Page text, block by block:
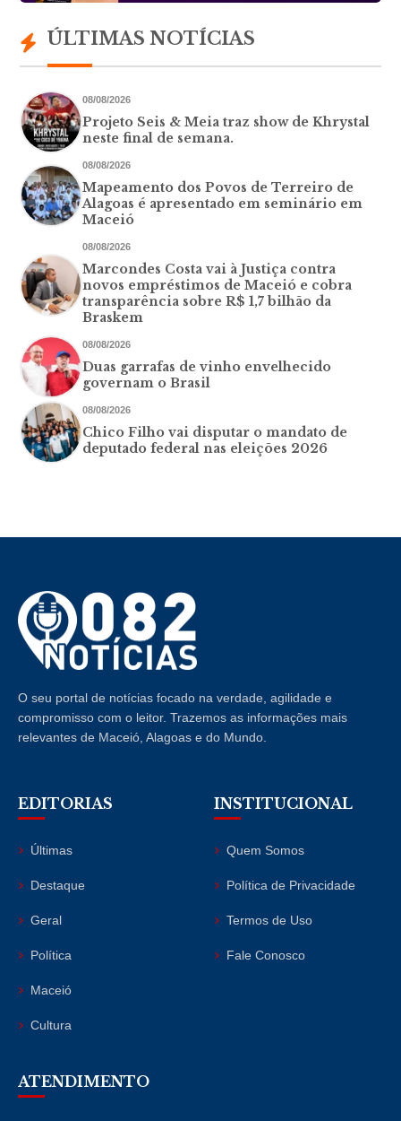
ÚLTIMAS NOTÍCIAS
08/08/2026
Projeto Seis & Meia traz show de Khrystal
neste final de semana.
08/08/2026
Mapeamento dos Povos de Terreiro de
Alagoas é apresentado em seminário em
Maceió
08/08/2026
Marcondes Costa vai à Justiça contra
novos empréstimos de Maceió e cobra
transparência sobre R$ 1,7 bilhão da
Braskem
08/08/2026
Duas garrafas de vinho envelhecido
governam o Brasil
08/08/2026
Chico Filho vai disputar o mandato de
deputado federal nas eleições 2026
O seu portal de notícias focado na verdade, agilidade e
compromisso com o leitor. Trazemos as informações mais
relevantes de Maceió, Alagoas e do Mundo.
EDITORIAS
Últimas
Destaque
Geral
Política
Maceió
Cultura
INSTITUCIONAL
Quem Somos
Política de Privacidade
Termos de Uso
Fale Conosco
ATENDIMENTO